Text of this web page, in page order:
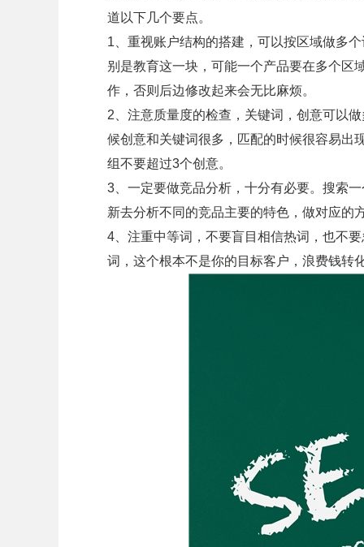
道以下几个要点。
1、重视账户结构的搭建，可以按区域做多
别是教育这一块，可能一个产品要在多个区
作，否则后边修改起来会无比麻烦。
2、注意质量度的检查，关键词，创意可以
候创意和关键词很多，匹配的时候很容易出
组不要超过3个创意。
3、一定要做竞品分析，十分有必要。搜索
新去分析不同的竞品主要的特色，做对应的
4、注重中等词，不要盲目相信热词，也不
词，这个根本不是你的目标客户，浪费钱转